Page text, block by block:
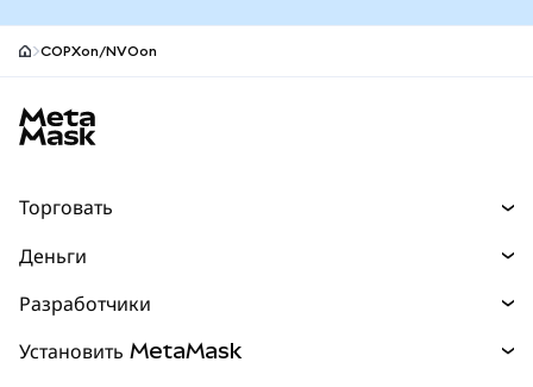
COPXon/NVOon
Торговать
Прогнозы
Перпы НОВИНКА
Деньги
mUSD
Разработчики
Установить MetaMask